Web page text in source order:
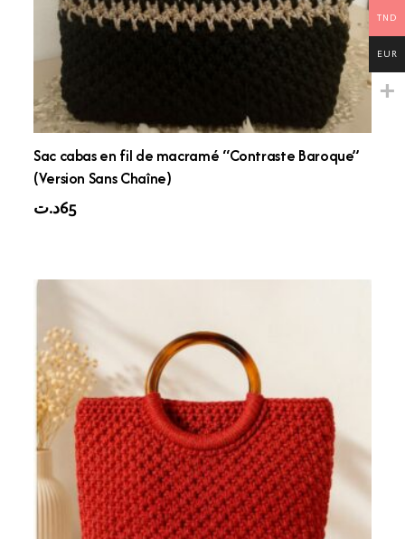
Sac cabas en fil de macramé “Contraste Baroque”
(Version Sans Chaîne)
65د.ت
TND
EUR